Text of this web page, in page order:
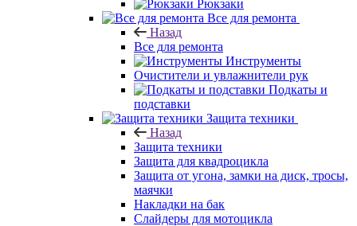
Рюкзаки
Все для ремонта
Назад
Все для ремонта
Инструменты
Очистители и увлажнители рук
Подкаты и
подставки
Защита техники
Назад
Защита техники
Защита для квадроцикла
Защита от угона, замки на диск, тросы,
маячки
Накладки на бак
Слайдеры для мотоцикла